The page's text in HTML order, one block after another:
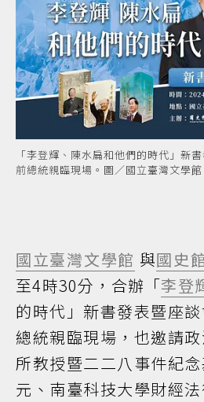
「李登輝、陳水扁和他們的時代」新
前總統親臨現場。圖／國立臺灣文學館
國立臺灣文學館 與國史
至4時30分，合辦「李登
的時代」新書發表暨座
總統親臨現場，也邀請
所教授暨二二八事件紀
元、南臺科技大學財經